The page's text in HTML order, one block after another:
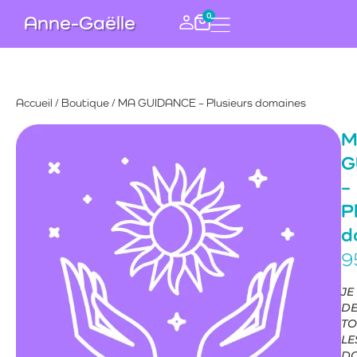
Anne-Gaëlle 0
Accueil / Boutique/ MA GUIDANCE – Plusieurs domaines
–
JE